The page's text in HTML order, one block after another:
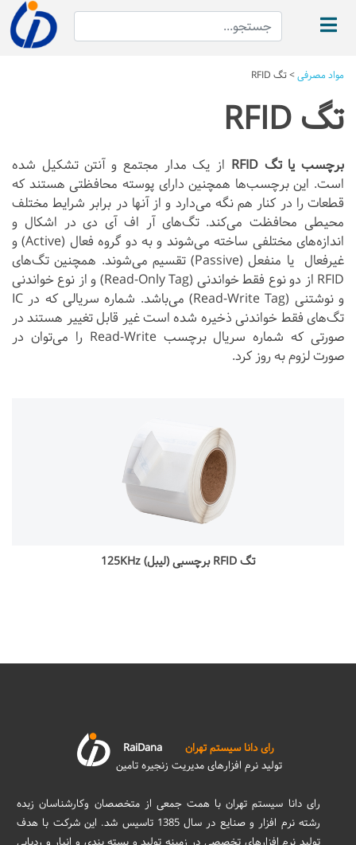
مواد مصرفی>تگ RFID
تگ RFID
برچسب یا تگ RFID
از یک مدار مجتمع و آنتن تشکیل شده
است. این برچسب‌ها همچنین دارای پوسته محافظتی هستند که
قطعات را در کنار هم نگه می‌دارد و از آنها در برابر شرایط مختلف
محیطی محافظت می‌کند.تگ‌های آر اف آی دی در اشکال و
اندازه‌های مختلفی ساخته می‌شوند و به دو گروه فعال
(Active) و
غیرفعال یا منفعل (Passive) تقسیم می‌شوند. همچنین تگ‌های
RFID از دو نوع فقط خواندنی (Read-Only Tag) و از نوع خواندنی
و نوشتنی (Read-Write Tag) می‌باشد. شماره سریالی که در IC
تگ‌های فقط خواندنی ذخیره شده است غیر قابل تغییر هستند در
صورتی که
شماره سریال برچسب Read-Write را می‌توان در
صورت لزوم به روز کرد.
تگ RFID برچسبی (لیبل) 125KHz
رای دانا سیستم تهران
RaiDana
تولید نرم افزارهای مدیریت زنجیره تامین
رای دانا سیستم تهران با همت جمعی از متخصصان وکارشناسان زبده
رشته نرم افزار و صنایع در سال 1385 تاسیس شد. این شرکت با هدف